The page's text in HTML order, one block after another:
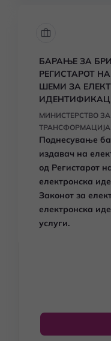
БАРАЊЕ ЗА
РЕГИСТАРОТ
ШЕМИ ЗА
МИНИСТЕРСТВО
ТРАНСФОРМАЦИЈА
Поднесување
издавач на
од Регистарот
електронска
Законот за
електронска
услуги.